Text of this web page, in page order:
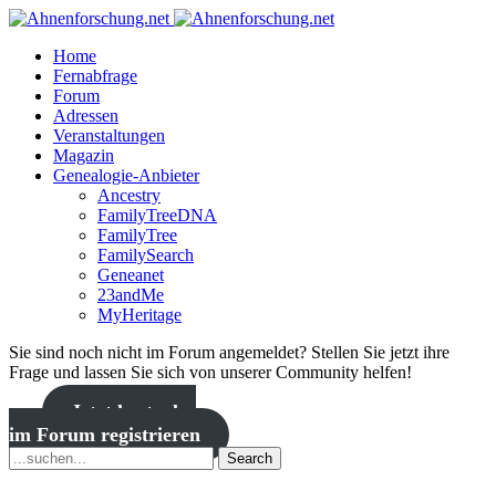
Home
Fernabfrage
Forum
Adressen
Veranstaltungen
Magazin
Genealogie-Anbieter
Ancestry
FamilyTreeDNA
FamilyTree
FamilySearch
Geneanet
23andMe
MyHeritage
Sie sind noch nicht im Forum angemeldet? Stellen Sie jetzt ihre
Frage und lassen Sie sich von unserer Community helfen!
Jetzt kostenlos
im Forum registrieren
Search